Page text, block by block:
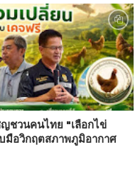
ชวนคนไทย "เลือกไข่
มือวิกฤตสภาพภูมิอากาศ